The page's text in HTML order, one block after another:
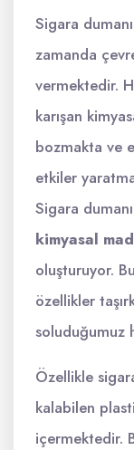
Sigara
zamanda
vermektedir.
karışan
bozmakta ve
etkiler
Sigara
kimyasal
oluşturuyor.
özellikler
soluduğumuz
Özellikle
kalabilen
içermektedir.